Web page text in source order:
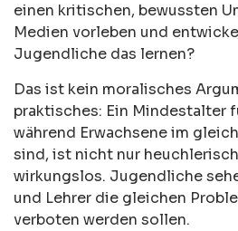
einen kritischen, bewussten
Medien vorleben und
Jugendliche das lernen?
Das ist kein moralisches
praktisches: Ein Mindestalter
während Erwachsene im
sind, ist nicht nur
wirkungslos. Jugendliche
und Lehrer die gleichen
verboten werden sollen.